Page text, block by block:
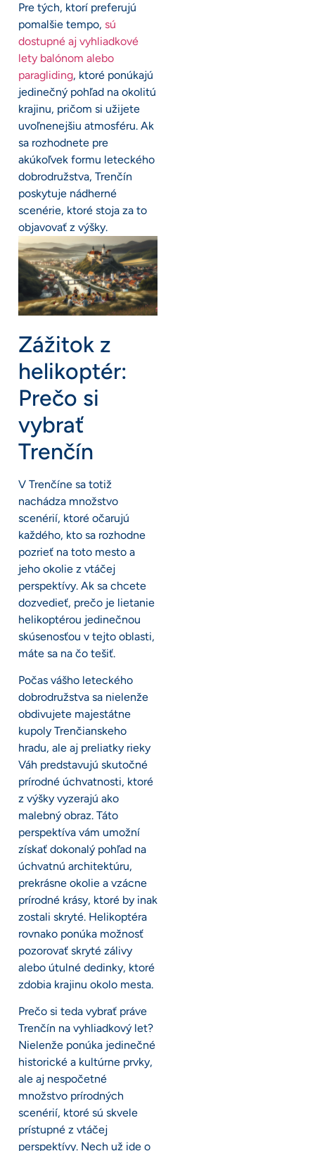
Pre tých, ktorí preferujú
pomalšie tempo, sú
dostupné aj vyhliadkové
lety balónom alebo
paragliding, ktoré ponúkajú
jedinečný pohľad na okolitú
krajinu, pričom si užijete
uvoľnenejšiu atmosféru. Ak
sa rozhodnete pre
akúkoľvek formu leteckého
dobrodružstva, Trenčín
poskytuje nádherné
scenérie, ktoré stoja za to
objavovať z výšky.
Zážitok z
helikoptér:
Prečo si
vybrať
Trenčín
V Trenčíne sa totiž
nachádza množstvo
scenérií, ktoré očarujú
každého, kto sa rozhodne
pozrieť na toto mesto a
jeho okolie z vtáčej
perspektívy. Ak sa chcete
dozvedieť, prečo je lietanie
helikoptérou jedinečnou
skúsenosťou v tejto oblasti,
máte sa na čo tešiť.
Počas vášho leteckého
dobrodružstva sa nielenže
obdivujete majestátne
kupoly Trenčianskeho
hradu, ale aj preliatky rieky
Váh predstavujú skutočné
prírodné úchvatnosti, ktoré
z výšky vyzerajú ako
malebný obraz. Táto
perspektíva vám umožní
získať dokonalý pohľad na
úchvatnú architektúru,
prekrásne okolie a vzácne
prírodné krásy, ktoré by inak
zostali skryté. Helikoptéra
rovnako ponúka možnosť
pozorovať skryté zálivy
alebo útulné dedinky, ktoré
zdobia krajinu okolo mesta.
Prečo si teda vybrať práve
Trenčín na vyhliadkový let?
Nielenže ponúka jedinečné
historické a kultúrne prvky,
ale aj nespočetné
množstvo prírodných
scenérií, ktoré sú skvele
prístupné z vtáčej
perspektívy. Nech už ide o